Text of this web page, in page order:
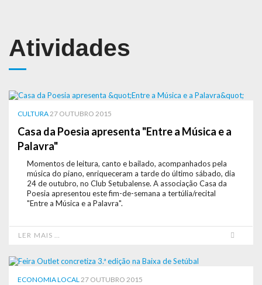
Atividades
Casa da Poesia apresenta "Entre a Música e a
Palavra"
CULTURA27 OUTUBRO 2015
Momentos de leitura, canto e bailado, acompanhados pela
música do piano, enriqueceram a tarde do último sábado, dia
24 de outubro, no Club Setubalense. A associação Casa da
Poesia apresentou este fim-de-semana a tertúlia/recital
"Entre a Música e a Palavra".
LER MAIS …
ECONOMIA LOCAL27 OUTUBRO 2015